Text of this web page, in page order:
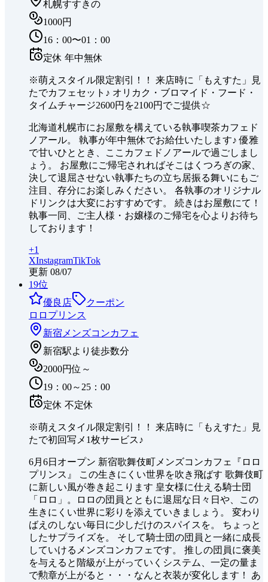
札幌すすきの
1000円
16：00〜01：00
定休 年中無休
※萌えスタイル限定割引！！ 来店時に「もえすた」見
たでカフェセット♪ オリカク・ブロマイド・フード・
タイムチャージ2600円を2100円でご提供☆
北海道札幌市にお屋敷を構えている執事喫茶カフェド
ノアール。 執事が年中無休でお給仕いたします♪ 優雅
で甘いひととき、ここカフェドノアールで過ごしまし
ょう。 お屋敷にご帰宅されればそこはくつろぎの家、
決して退屈させない執事たちの立ち居振る舞いにもご
注目、存分にお楽しみください。 各執事のオリジナル
ドリンクは大変におすすめです。 続きはお屋敷にて！
執事一同、ご主人様・お嬢様のご帰宅を心よりお待ち
しております！
+1
XInstagramTikTok
更新 08/07
19位
優良店
クーポン
ロロプリンス
新宿 メンズコンカフェ
新宿駅より徒歩数分
2000円位～
19：00～25：00
定休 不定休
※萌えスタイル限定割引！！ 来店時に「もえすた」見
たで初回写メ1枚サービス♪
6月6日オープン 新宿歌舞伎町メンズコンカフェ『ロロ
プリンス』 この生きにくい世界を吹き飛ばす 歌舞伎町
に新しい風が巻き起こります 皇女様に仕える騎士団
「ロロ」。ロロの団員とともに退屈な日々日や、この
生きにくい世界に彩りを添えていきましょう。 変わり
ばえのしない毎日に少しだけのスパイスを。 ちょっと
したサプライズを。 そして騎士団の団員と一緒に成長
していけるメンズコンカフェです。 推しの団員に褒美
を与えると階級が上がっていくシステム、一定の量ま
で勲章が上がると・・・なんと衣装が変化します！ あ